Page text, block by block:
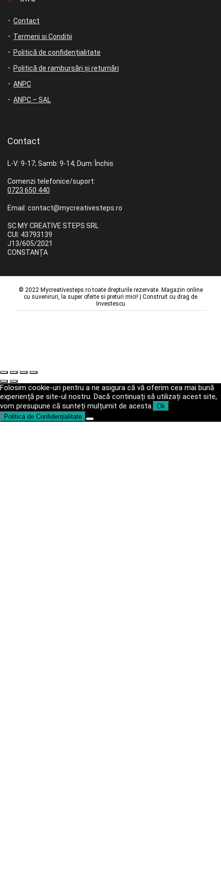
Contact
Termeni si Conditii
Politică de confidențialitate
Politică de rambursări și returnări
ANPC
ANPC – SAL
Contact
L-V: 9-17; Samb: 9-14; Dum: Închis
Comenzi telefonice/suport:
0723 650 440
Email: contact@mycreativesteps.ro
SC MY CREATIVE STEPS SRL
CUI: 43793139
J13/605/2021
CONSTANȚA
© 2022 Mycreativesteps.ro toate drepturile rezervate. Magazin online
cu suveniruri, la super oferte si preturi mici! | Construit cu drag de
Investescu
Folosim cookie-uri pentru a ne asigura că vă oferim cea mai bună
experiență pe site-ul nostru. Dacă continuați să utilizați acest site,
vom presupune că sunteți mulțumit de acesta. Ok
Politica de Confidențialitate